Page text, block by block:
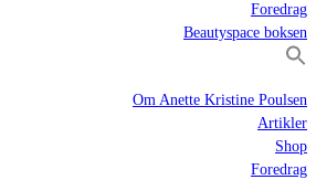
Foredrag
Beautyspace boksen
Om Anette Kristine Poulsen
Artikler
Shop
Foredrag